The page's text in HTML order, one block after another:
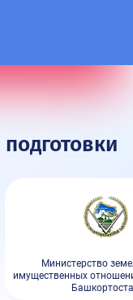
Министерство
имущественных